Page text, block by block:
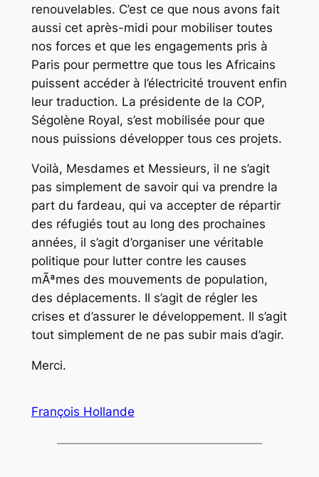
renouvelables. C’est ce que nous avons fait
aussi cet après-midi pour mobiliser toutes
nos forces et que les engagements pris à
Paris pour permettre que tous les Africains
puissent accéder à l’électricité trouvent enfin
leur traduction. La présidente de la COP,
Ségolène Royal, s’est mobilisée pour que
nous puissions développer tous ces projets.
Voilà, Mesdames et Messieurs, il ne s’agit
pas simplement de savoir qui va prendre la
part du fardeau, qui va accepter de répartir
des réfugiés tout au long des prochaines
années, il s’agit d’organiser une véritable
politique pour lutter contre les causes
mÃªmes des mouvements de population,
des déplacements. Il s’agit de régler les
crises et d’assurer le développement. Il s’agit
tout simplement de ne pas subir mais d’agir.
Merci.
François Hollande